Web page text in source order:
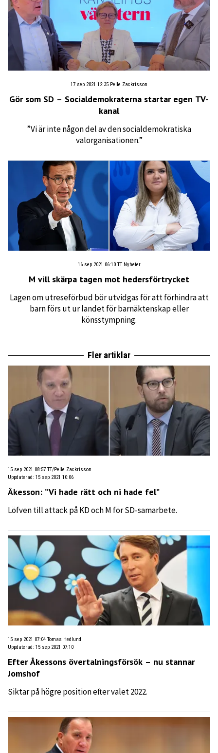
17 sep 2021 12:35 Pelle Zackrisson
Gör som SD – Socialdemokraterna startar egen TV-
kanal
”Vi är inte någon del av den socialdemokratiska
valorganisationen.”
16 sep 2021 06:10 TT Nyheter
M vill skärpa tagen mot hedersförtrycket
Lagen om utreseförbud bör utvidgas för att förhindra att
barn förs ut ur landet för barnäktenskap eller
könsstympning.
Fler artiklar
15 sep 2021 08:57 TT/Pelle Zackrisson
Uppdaterad: 15 sep 2021 10:06
Åkesson: ”Vi hade rätt och ni hade fel”
Löfven till attack på KD och M för SD-samarbete.
15 sep 2021 07:04 Tomas Hedlund
Uppdaterad: 15 sep 2021 07:10
Efter Åkessons övertalningsförsök – nu stannar
Jomshof
Siktar på högre position efter valet 2022.